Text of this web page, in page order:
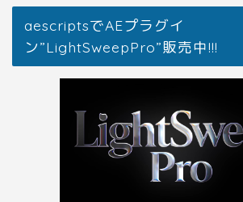
aescriptsでAEプラグイ
ン”LightSweepPro”販売中!!!